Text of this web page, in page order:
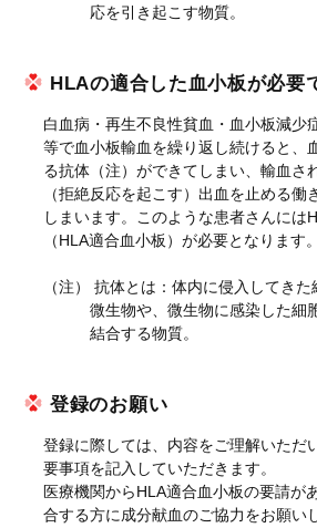
応を引き起こす物質。
HLAの適合した血小板が必要
白血病・再生不良性貧血・血小板減少
等で血小板輸血を繰り返し続けると、
る抗体（注）ができてしまい、輸血さ
（拒絶反応を起こす）出血を止める働
しまいます。このような患者さんには
（HLA適合血小板）が必要となります。
（注） 抗体とは：体内に侵入してき
微生物や、微生物に感染した細
結合する物質。
登録のお願い
登録に際しては、内容をご理解いただ
要事項を記入していただきます。
医療機関からHLA適合血小板の要請が
合する方に成分献血のご協力をお願い